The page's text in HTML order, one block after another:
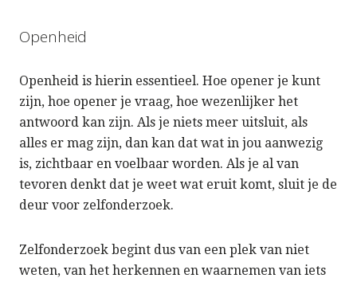
Openheid
Openheid is hierin essentieel. Hoe opener je kunt
zijn, hoe opener je vraag, hoe wezenlijker het
antwoord kan zijn. Als je niets meer uitsluit, als
alles er mag zijn, dan kan dat wat in jou aanwezig
is, zichtbaar en voelbaar worden. Als je al van
tevoren denkt dat je weet wat eruit komt, sluit je de
deur voor zelfonderzoek.
Zelfonderzoek begint dus van een plek van niet
weten, van het herkennen en waarnemen van iets